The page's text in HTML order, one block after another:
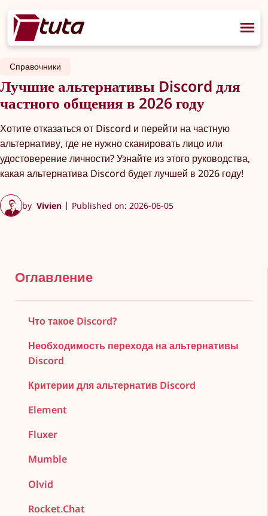
Справочники
Лучшие альтернативы Discord для
частного общения в 2026 году
Хотите отказаться от Discord и перейти на частную
альтернативу, где не нужно сканировать лицо или
удостоверение личности? Узнайте из этого руководства,
какая альтернатива Discord будет лучшей в 2026 году!
by Vivien Published on: 2026-06-05
Оглавление
Что такое Discord?
Необходимость перехода на альтернативы
Discord
Критерии для альтернатив Discord
Element
Fluxer
Mumble
Olvid
Rocket.Chat